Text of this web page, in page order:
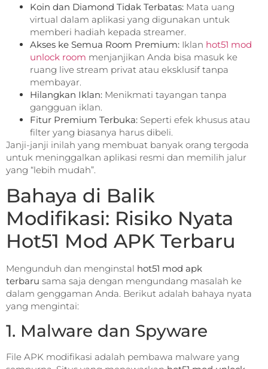
Koin dan Diamond Tidak Terbatas: Mata uang
virtual dalam aplikasi yang digunakan untuk
memberi hadiah kepada streamer.
Akses ke Semua Room Premium: Iklan hot51 mod
unlock room menjanjikan Anda bisa masuk ke
ruang live stream privat atau eksklusif tanpa
membayar.
Hilangkan Iklan: Menikmati tayangan tanpa
gangguan iklan.
Fitur Premium Terbuka: Seperti efek khusus atau
filter yang biasanya harus dibeli.
Janji-janji inilah yang membuat banyak orang tergoda
untuk meninggalkan aplikasi resmi dan memilih jalur
yang “lebih mudah”.
Bahaya di Balik
Modifikasi: Risiko Nyata
Hot51 Mod APK Terbaru
Mengunduh dan menginstal hot51 mod apk
terbaru sama saja dengan mengundang masalah ke
dalam genggaman Anda. Berikut adalah bahaya nyata
yang mengintai:
1. Malware dan Spyware
File APK modifikasi adalah pembawa malware yang